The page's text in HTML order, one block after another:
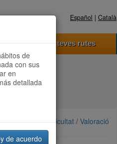
ara Español | Català
Les teves rutes
Més recents /Dificultat / Valoració
de
con sus
en
detallada
de acuerdo